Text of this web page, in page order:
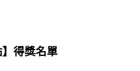
】得獎名單